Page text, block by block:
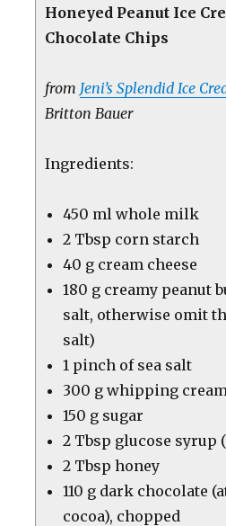
Honeyed Peanut Ice
Chocolate Chips
from Jeni’s Splendid Ice
Britton Bauer
Ingredients:
450 ml whole milk
2 Tbsp corn starch
40 g cream cheese
180 g creamy peanut
salt, otherwise omit
salt)
1 pinch of sea salt
300 g whipping cream
150 g sugar
2 Tbsp glucose syrup
2 Tbsp honey
110 g dark chocolate
cocoa), chopped